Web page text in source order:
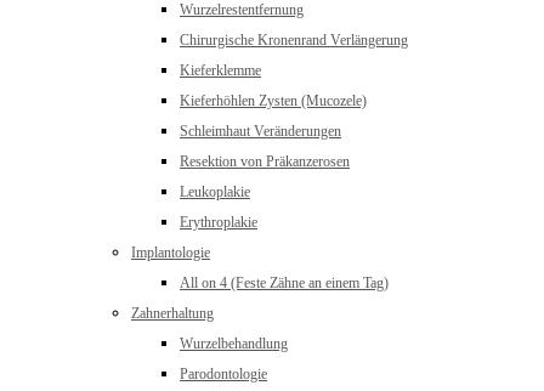
Wurzelrestentfernung
Chirurgische Kronenrand Verlängerung
Kieferklemme
Kieferhöhlen Zysten (Mucozele)
Schleimhaut Veränderungen
Resektion von Präkanzerosen
Leukoplakie
Erythroplakie
Implantologie
All on 4 (Feste Zähne an einem Tag)
Zahnerhaltung
Wurzelbehandlung
Parodontologie